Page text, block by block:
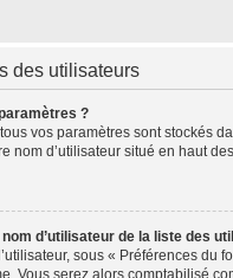
des utilisateurs
?
vos paramètres sont stockés
nom d’utilisateur situé en haut
d’utilisateur de la liste des
sous « Préférences du
Vous serez alors comptabilisé